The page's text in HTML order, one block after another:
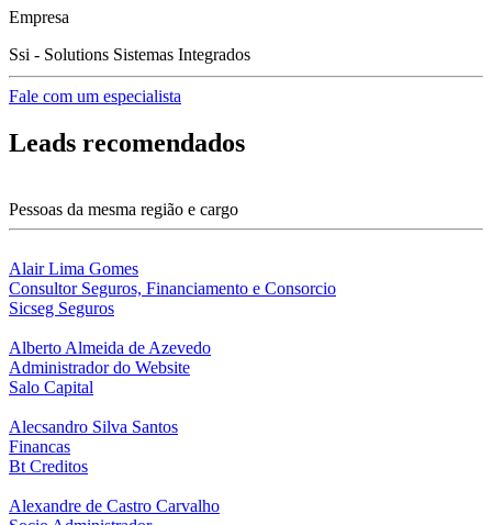
Empresa
Ssi - Solutions Sistemas Integrados
Fale com um especialista
Leads recomendados
Pessoas da mesma região e cargo
Alair Lima Gomes
Consultor Seguros, Financiamento e Consorcio
Sicseg Seguros
Alberto Almeida de Azevedo
Administrador do Website
Salo Capital
Alecsandro Silva Santos
Financas
Bt Creditos
Alexandre de Castro Carvalho